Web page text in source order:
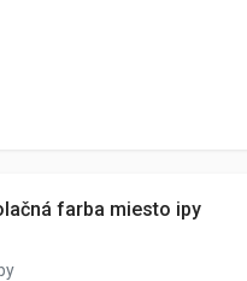
farba miesto ipy